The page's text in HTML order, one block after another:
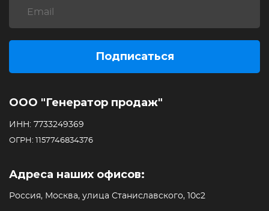
ООО "Генератор продаж"
ИНН: 7733249369
ОГРН: 1157746834376
Адреса наших офисов:
Россия, Москва, улица Станиславского, 10с2
Подписаться